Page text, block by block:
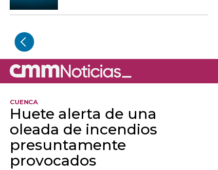
CUENCA
Huete alerta de una
oleada de incendios
presuntamente
provocados